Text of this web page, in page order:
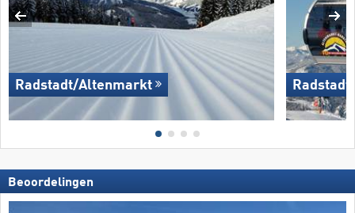
Radstadt/​Altenmarkt
Beoordelingen